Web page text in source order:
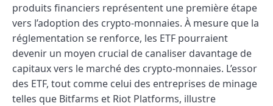
produits financiers représentent une première étape
vers l’adoption des crypto-monnaies. À mesure que la
réglementation se renforce, les ETF pourraient
devenir un moyen crucial de canaliser davantage de
capitaux vers le marché des crypto-monnaies. L’essor
des ETF, tout comme celui des entreprises de minage
telles que Bitfarms et Riot Platforms, illustre